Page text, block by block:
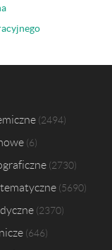
2494
6
2730
5690
2370
646